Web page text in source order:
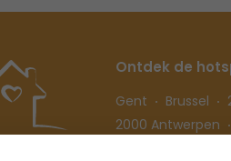
Ontdek de
Gent Brussel
2000 Antwerpen